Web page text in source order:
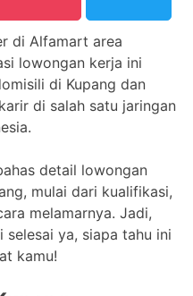
di Alfamart area
lowongan kerja ini
di Kupang dan
di salah satu jaringan
detail lowongan
mulai dari kualifikasi,
melamarnya. Jadi,
ya, siapa tahu ini
kamu!